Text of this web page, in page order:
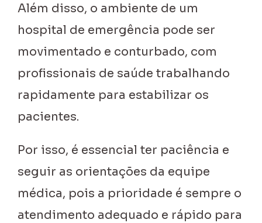
Além disso, o ambiente de um
hospital de emergência pode ser
movimentado e conturbado, com
profissionais de saúde trabalhando
rapidamente para estabilizar os
pacientes.
Por isso, é essencial ter paciência e
seguir as orientações da equipe
médica, pois a prioridade é sempre o
atendimento adequado e rápido para